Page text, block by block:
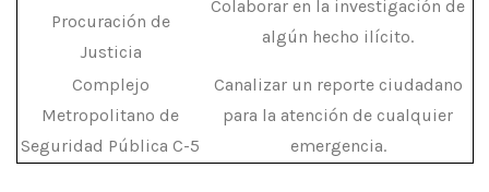
Procuración de
Justicia
Colaborar en la investigación de
algún hecho ilícito.
Complejo
Metropolitano de
Seguridad Pública C-5
Canalizar un reporte ciudadano
para la atención de cualquier
emergencia.